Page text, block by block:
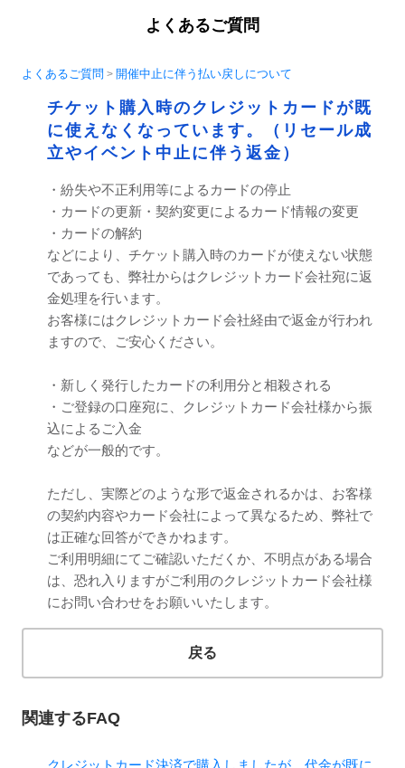
よくあるご質問
よくあるご質問 > 開催中止に伴う払い戻しについて
チケット購入時のクレジットカードが既
に使えなくなっています。（リセール成
立やイベント中止に伴う返金）
・紛失や不正利用等によるカードの停止
・カードの更新・契約変更によるカード情報の変更
・カードの解約
などにより、チケット購入時のカードが使えない状態
であっても、弊社からはクレジットカード会社宛に返
金処理を行います。
お客様にはクレジットカード会社経由で返金が行われ
ますので、ご安心ください。
・新しく発行したカードの利用分と相殺される
・ご登録の口座宛に、クレジットカード会社様から振
込によるご入金
などが一般的です。
ただし、実際どのような形で返金されるかは、お客様
の契約内容やカード会社によって異なるため、弊社で
は正確な回答ができかねます。
ご利用明細にてご確認いただくか、不明点がある場合
は、恐れ入りますがご利用のクレジットカード会社様
にお問い合わせをお願いいたします。
戻る
関連するFAQ
クレジットカード決済で購入しましたが、代金が既に